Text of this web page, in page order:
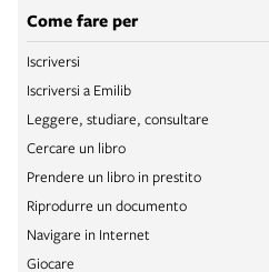
Come fare per
Iscriversi
Iscriversi a Emilib
Leggere, studiare, consultare
Cercare un libro
Prendere un libro in prestito
Riprodurre un documento
Navigare in Internet
Giocare